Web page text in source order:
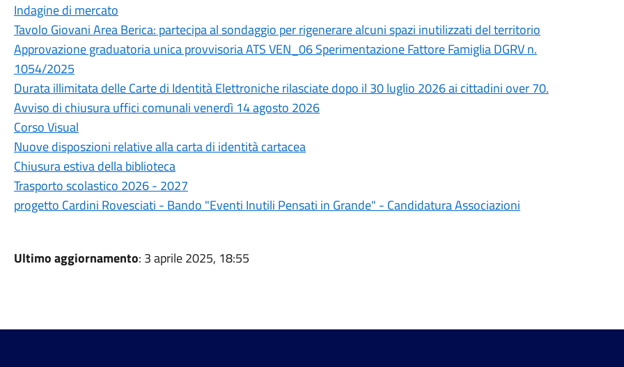
Indagine di mercato
Tavolo Giovani Area Berica: partecipa al sondaggio per rigenerare alcuni spazi inutilizzati del territorio
Approvazione graduatoria unica provvisoria ATS VEN_06 Sperimentazione Fattore Famiglia DGRV n.
1054/2025
Durata illimitata delle Carte di Identità Elettroniche rilasciate dopo il 30 luglio 2026 ai cittadini over 70.
Avviso di chiusura uffici comunali venerdì 14 agosto 2026
Corso Visual
Nuove disposzioni relative alla carta di identità cartacea
Chiusura estiva della biblioteca
Trasporto scolastico 2026 - 2027
progetto Cardini Rovesciati - Bando "Eventi Inutili Pensati in Grande" - Candidatura Associazioni
Ultimo aggiornamento: 3 aprile 2025, 18:55